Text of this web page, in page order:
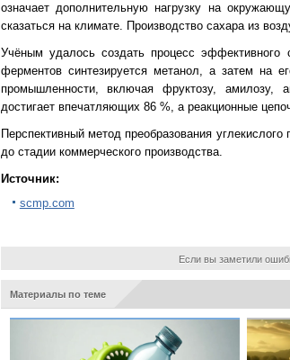
означает дополнительную нагрузку на
сказаться на климате. Производство сахара из
Учёным удалось создать процесс эффективного
ферментов синтезируется метанол, а затем на
промышленности, включая фруктозу, амилозу,
достигает впечатляющих 86 %, а реакционные
Перспективный метод преобразования
до стадии коммерческого производства.
Источник:
scmp.com
Если вы заметили
Материалы по теме